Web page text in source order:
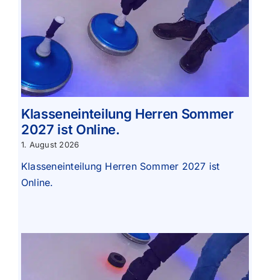
Klasseneinteilung Herren Sommer
2027 ist Online.
1. August 2026
Klasseneinteilung Herren Sommer 2027 ist
Online.